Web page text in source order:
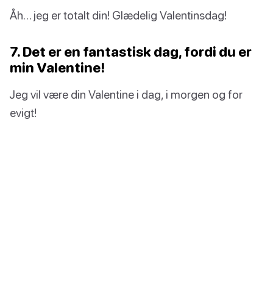
Åh… jeg er totalt din! Glædelig Valentinsdag!
7. Det er en fantastisk dag, fordi du er
min Valentine!
Jeg vil være din Valentine i dag, i morgen og for
evigt!